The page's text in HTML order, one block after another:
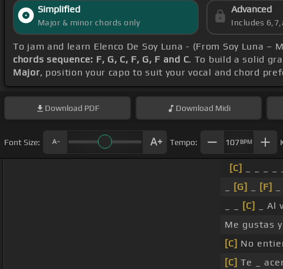
Simplified
Major & minor chords only
Advanced
Includes
To jam and learn Elenco De Soy Luna - (From Soy Luna –
chords sequence: F, G, C, F, G, F and C. To build a solid
Major, position your capo to suit your vocal and chord
Download PDF Download Midi
Font Size: Tempo: 107BPM
[C]
[G] [F]
[C] _ Al
Me gustas
[C] No
[C] Te _